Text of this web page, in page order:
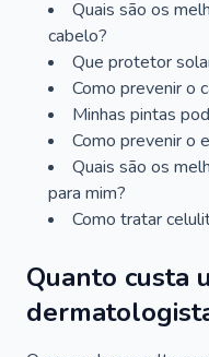
Quais são os
cabelo?
Que protetor
Como prevenir o
Minhas pintas
Como prevenir o
Quais são os
para mim?
Como tratar
Quanto custa